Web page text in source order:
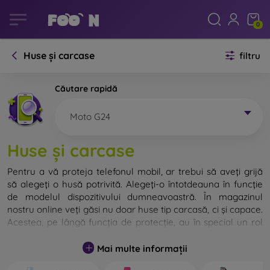
0
Huse și carcase filtru
Căutare rapidă
Moto G24
Huse și carcase
Pentru a vă proteja telefonul mobil, ar trebui să aveți grijă
să alegeți o husă potrivită. Alegeți-o întotdeauna în funcție
de modelul dispozitivului dumneavoastră. În magazinul
nostru online veți găsi nu doar huse tip carcasă, ci și capace.
Acestea, pe lângă funcția de protecție, au în special un rol
Capacul pentru telefon poate fi numit și capac posterior.
Mai multe informații